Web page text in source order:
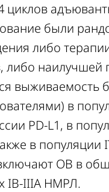
циклов
были
либо
либо
выживаемость
в
PD-L1, в
в
ОВ в
IB-IIIA НМРЛ.